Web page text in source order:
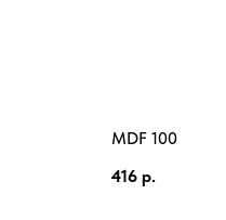
MDF 100
416 р.